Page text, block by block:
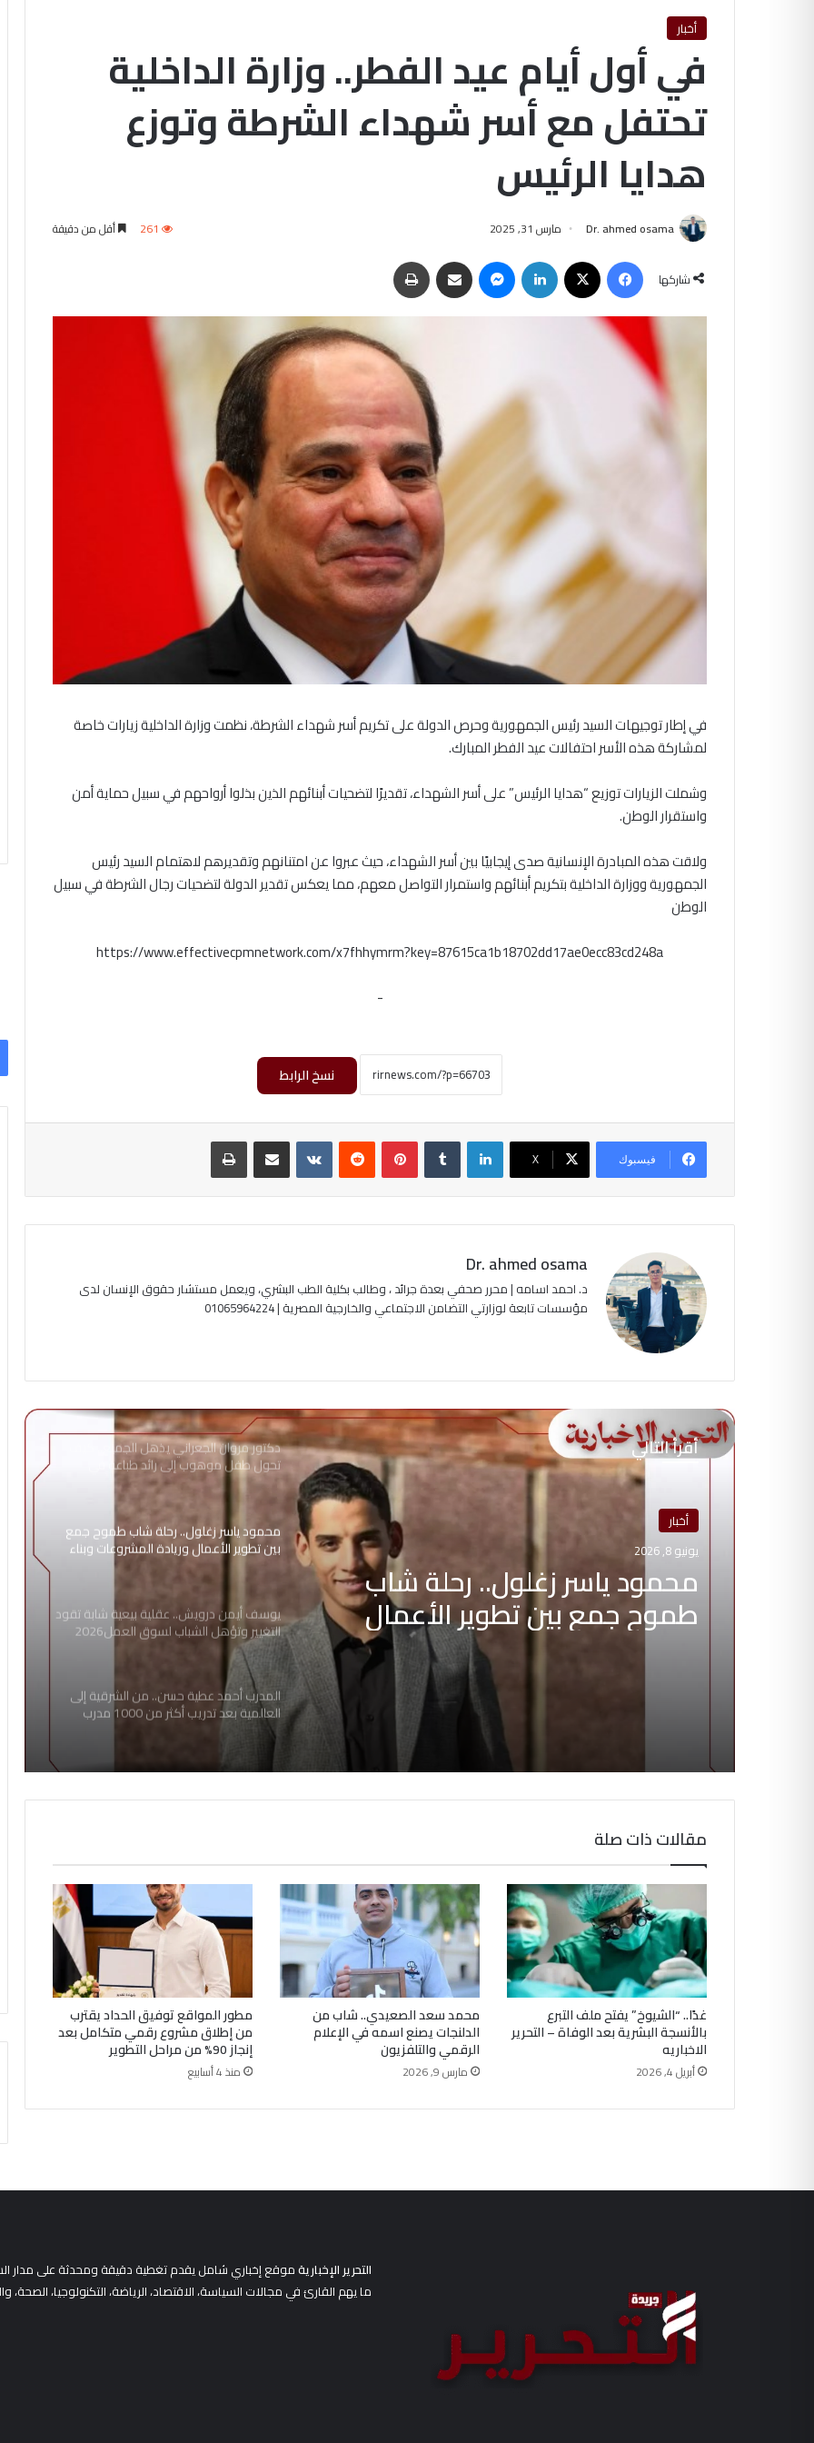
أخبار
في أول أيام عيد الفطر.. وزارة الداخلية
تحتفل مع أسر شهداء الشرطة وتوزع
هدايا الرئيس
Dr. ahmed osama مارس 31, 2025 261 أقل من دقيقة
شاركها
في إطار توجيهات السيد رئيس الجمهورية وحرص الدولة على تكريم أسر شهداء الشرطة، نظمت وزارة الداخلية زيارات خاصة
لمشاركة هذه الأسر احتفالات عيد الفطر المبارك.
وشملت الزيارات توزيع “هدايا الرئيس” على أسر الشهداء، تقديرًا لتضحيات أبنائهم الذين بذلوا أرواحهم في سبيل حماية أمن
واستقرار الوطن.
ولاقت هذه المبادرة الإنسانية صدى إيجابيًا بين أسر الشهداء، حيث عبروا عن امتنانهم وتقديرهم لاهتمام السيد رئيس
الجمهورية ووزارة الداخلية بتكريم أبنائهم واستمرار التواصل معهم، مما يعكس تقدير الدولة لتضحيات رجال الشرطة في سبيل
الوطن
https://www.effectivecpmnetwork.com/x7fhhymrm?key=87615ca1b18702dd17ae0ecc83cd248a
-
نسخ الرابط
فيسبوك ‫X
لينكدإن بينتيريست
Dr. ahmed osama
د. احمد اسامه | محرر صحفي بعدة جرائد ، وطالب بكلية الطب البشري، ويعمل مستشار حقوق الإنسان لدى
مؤسسات تابعة لوزارتي التضامن الاجتماعي والخارجية المصرية | 01065964224
أقرأ التالي
أخبار
يونيو 8, 2026
محمود ياسر زغلول.. رحلة شاب
طموح جمع بين تطوير الأعمال
وريادة المشروعات وبناء العلامات
دكتور مروان الجعراني يذهل الجميع.. كيف
تحول طفل موهوب إلى رائد طباعة في
الإسكندرية؟
محمود ياسر زغلول.. رحلة شاب طموح جمع
بين تطوير الأعمال وريادة المشروعات وبناء
العلامات التجارية
يوسف أيمن درويش.. عقلية بيعية شابة تقود
التغيير وتؤهل الشباب لسوق العمل2026
المدرب أحمد عطية حسن.. من الشرقية إلى
العالمية بعد تدريب أكثر من 1000 مدرب
مقالات ذات صلة
غدًا.. “الشيوخ” يفتح ملف التبرع
بالأنسجة البشرية بعد الوفاة – التحرير
الاخباريه
أبريل 4, 2026
محمد سعد الصعيدي.. شاب من
الدلنجات يصنع اسمه في الإعلام
الرقمي والتلفزيون
مارس 9, 2026
مطور المواقع توفيق الحداد يقترب
من إطلاق مشروع رقمي متكامل بعد
إنجاز 90% من مراحل التطوير
منذ 4 أسابيع
التحرير الإخباريةموقع إخباري شامل يقدم تغطية دقيقة ومحدثة على مدار
ما يهم القارئ في مجالات السياسة، الاقتصاد، الرياضة، التكنولوجيا،